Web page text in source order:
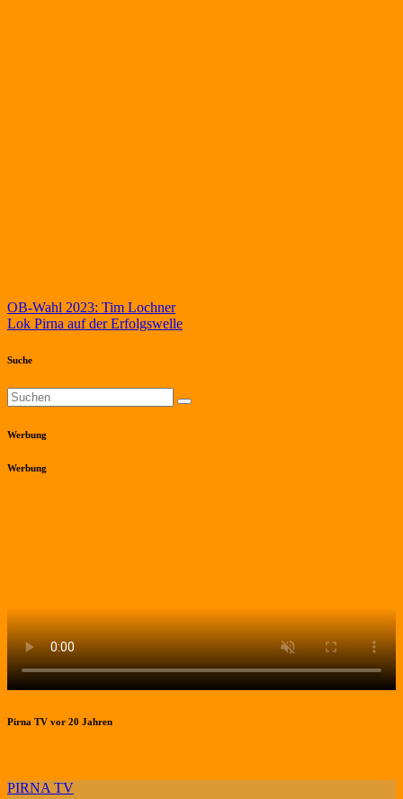
Beitragsnavigation
OB-Wahl 2023: Tim Lochner
Lok Pirna auf der Erfolgswelle
Suche
Werbung
Werbung
Pirna TV vor 20 Jahren
PIRNA TV